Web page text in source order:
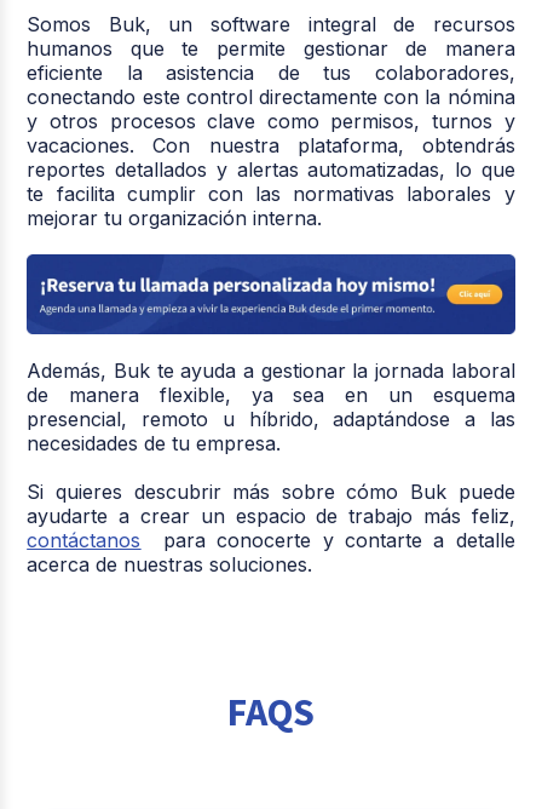
Somos Buk, un software integral de recursos
humanos que te permite gestionar de manera
eficiente la asistencia de tus colaboradores,
conectando este control directamente con la nómina
y otros procesos clave como permisos, turnos y
vacaciones. Con nuestra plataforma, obtendrás
reportes detallados y alertas automatizadas, lo que
te facilita cumplir con las normativas laborales y
mejorar tu organización interna.
Además, Buk te ayuda a gestionar la jornada laboral
de manera flexible, ya sea en un esquema
presencial, remoto u híbrido, adaptándose a las
necesidades de tu empresa.
Si quieres descubrir más sobre cómo Buk puede
ayudarte a crear un espacio de trabajo más feliz,
contáctanos para conocerte y contarte a detalle
acerca de nuestras soluciones.
FAQS